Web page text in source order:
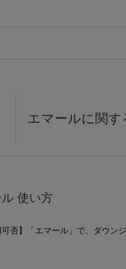
エマールに関す
使い方
可否】「エマール」で、ダウン